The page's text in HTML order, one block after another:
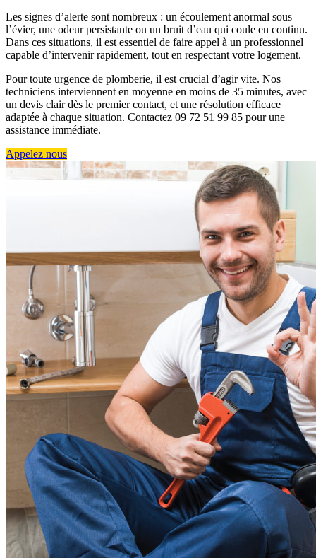
Les signes d’alerte sont nombreux : un écoulement anormal sous
l’évier, une odeur persistante ou un bruit d’eau qui coule en continu.
Dans ces situations, il est essentiel de faire appel à un professionnel
capable d’intervenir rapidement, tout en respectant votre logement.
Pour toute urgence de plomberie, il est crucial d’agir vite. Nos
techniciens interviennent en moyenne en moins de 35 minutes, avec
un devis clair dès le premier contact, et une résolution efficace
adaptée à chaque situation. Contactez 09 72 51 99 85 pour une
assistance immédiate.
Appelez nous